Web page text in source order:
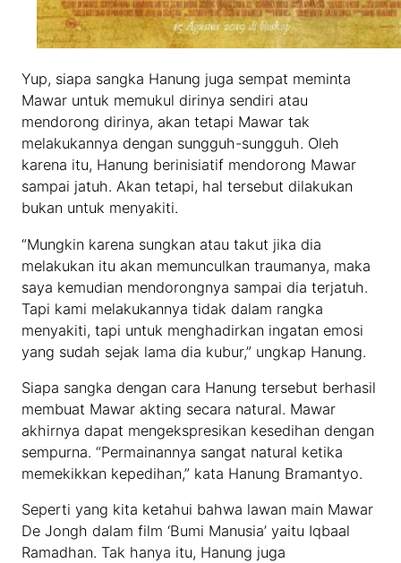
Yup, siapa sangka Hanung juga sempat meminta
Mawar untuk memukul dirinya sendiri atau
mendorong dirinya, akan tetapi Mawar tak
melakukannya dengan sungguh-sungguh. Oleh
karena itu, Hanung berinisiatif mendorong Mawar
sampai jatuh. Akan tetapi, hal tersebut dilakukan
bukan untuk menyakiti.
“Mungkin karena sungkan atau takut jika dia
melakukan itu akan memunculkan traumanya, maka
saya kemudian mendorongnya sampai dia terjatuh.
Tapi kami melakukannya tidak dalam rangka
menyakiti, tapi untuk menghadirkan ingatan emosi
yang sudah sejak lama dia kubur,” ungkap Hanung.
Siapa sangka dengan cara Hanung tersebut berhasil
membuat Mawar akting secara natural. Mawar
akhirnya dapat mengekspresikan kesedihan dengan
sempurna. “Permainannya sangat natural ketika
memekikkan kepedihan,” kata Hanung Bramantyo.
Seperti yang kita ketahui bahwa lawan main Mawar
De Jongh dalam film ‘Bumi Manusia’ yaitu Iqbaal
Ramadhan. Tak hanya itu, Hanung juga